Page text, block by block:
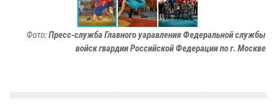
Фото:Пресс-служба Главного уаравления Федеральной службы
войск гвардии Российской Федерации по г. Москве